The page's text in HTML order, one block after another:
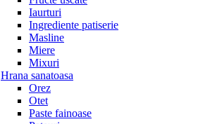
Iaurturi
Ingrediente patiserie
Masline
Miere
Mixuri
Hrana sanatoasa
Orez
Otet
Paste fainoase